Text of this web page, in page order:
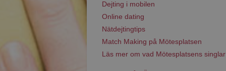
Dejting i mobilen
Online dating
Nätdejtingtips
Match Making på Mötesplatsen
Läs mer om vad Mötesplatsens